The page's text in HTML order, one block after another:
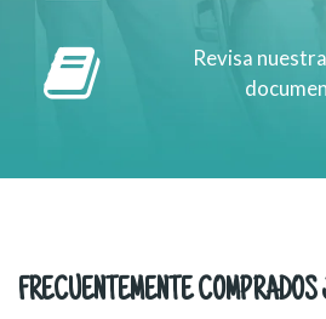
Revisa
FRECUENTEMENTE